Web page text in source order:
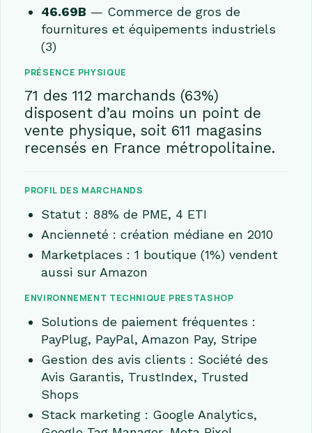
46.69B — Commerce de gros de
fournitures et équipements industriels
(3)
PRÉSENCE PHYSIQUE
71 des 112 marchands (63%)
disposent d’au moins un point de
vente physique, soit 611 magasins
recensés en France métropolitaine.
PROFIL DES MARCHANDS
Statut : 88% de PME, 4 ETI
Ancienneté : création médiane en 2010
Marketplaces : 1 boutique (1%) vendent
aussi sur Amazon
ENVIRONNEMENT TECHNIQUE PRESTASHOP
Solutions de paiement fréquentes :
PayPlug, PayPal, Amazon Pay, Stripe
Gestion des avis clients : Société des
Avis Garantis, TrustIndex, Trusted
Shops
Stack marketing : Google Analytics,